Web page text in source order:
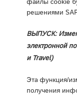
решениями
ВЫПУСК:
электронной
и Travel)
Эта функция/
получения